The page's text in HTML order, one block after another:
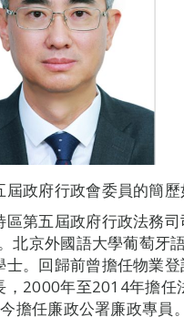
政府行政會委員的簡歷
第五屆政府行政法務司
北京外國語大學葡萄牙
士。回歸前曾擔任物業
，2000年至2014年擔任
擔任廉政公署廉政專員。